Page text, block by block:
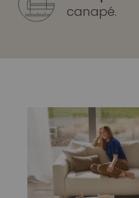
canapé.